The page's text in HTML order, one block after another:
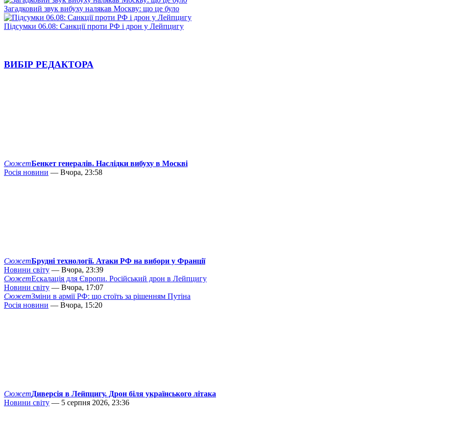
Загадковий звук вибуху налякав Москву: що це було
Підсумки 06.08: Санкції проти РФ і дрон у Лейпцигу
ВИБІР РЕДАКТОРА
СюжетБенкет генералів. Наслідки вибуху в Москві
Росія новини — Вчора, 23:58
СюжетБрудні технології. Атаки РФ на вибори у Франції
Новини світу — Вчора, 23:39
СюжетЕскалація для Європи. Російський дрон в Лейпцигу
Новини світу — Вчора, 17:07
СюжетЗміни в армії РФ: що стоїть за рішенням Путіна
Росія новини — Вчора, 15:20
СюжетДиверсія в Лейпцигу. Дрон біля українського літака
Новини світу — 5 серпня 2026, 23:36